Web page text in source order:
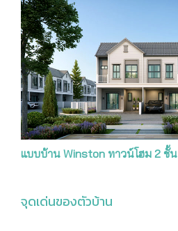
แบบบ้าน Winston ทาวน์โฮม 2 ชั้น
จุดเด่นของตัวบ้าน